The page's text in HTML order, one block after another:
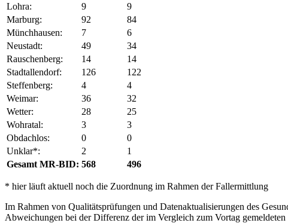
Lohra:
9
9
Marburg:
92
84
Münchhausen:
7
6
Neustadt:
49
34
Rauschenberg:
14
14
Stadtallendorf:
126
122
Steffenberg:
4
4
Weimar:
36
32
Wetter:
28
25
Wohratal:
3
3
Obdachlos:
0
0
Unklar*:
2
1
Gesamt MR-BID: 568 496
* hier läuft aktuell noch die Zuordnung im Rahmen der Fallermittlung
Im Rahmen von Qualitätsprüfungen und Datenaktualisierungen des
Abweichungen bei der Differenz der im Vergleich zum Vortag